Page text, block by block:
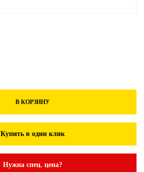
В КОРЗИНУ
Купить в один клик
Нужна спец. цена?